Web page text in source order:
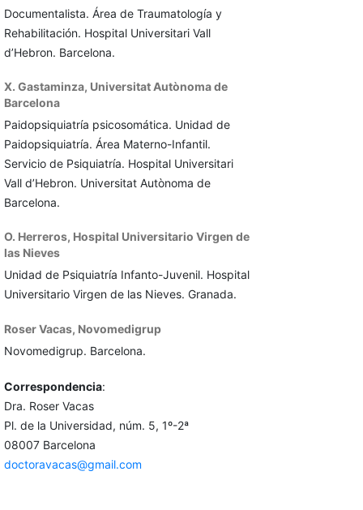
Documentalista. Área de Traumatología y
Rehabilitación. Hospital Universitari Vall
d’Hebron. Barcelona.
X. Gastaminza, Universitat Autònoma de
Barcelona
Paidopsiquiatría psicosomática. Unidad de
Paidopsiquiatría. Área Materno-Infantil.
Servicio de Psiquiatría. Hospital Universitari
Vall d’Hebron. Universitat Autònoma de
Barcelona.
O. Herreros, Hospital Universitario Virgen de
las Nieves
Unidad de Psiquiatría Infanto-Juvenil. Hospital
Universitario Virgen de las Nieves. Granada.
Roser Vacas, Novomedigrup
Novomedigrup. Barcelona.
Correspondencia:
Dra. Roser Vacas
Pl. de la Universidad, núm. 5, 1º-2ª
08007 Barcelona
doctoravacas@gmail.com